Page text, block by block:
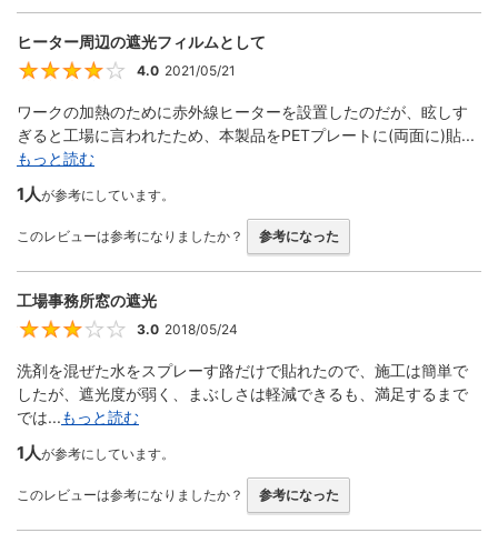
ヒーター周辺の遮光フィルムとして
4.0 2021/05/21
ワークの加熱のために赤外線ヒーターを設置したのだが、眩しす
ぎると工場に言われたため、本製品をPETプレートに(両面に)貼...
もっと読む
1人が参考にしています。
このレビューは参考になりましたか？ 参考になった
工場事務所窓の遮光
3
3.0 2018/05/24
洗剤を混ぜた水をスプレーす路だけで貼れたので、施工は簡単で
したが、遮光度が弱く、まぶしさは軽減できるも、満足するまで
では...もっと読む
1人が参考にしています。
このレビューは参考になりましたか？ 参考になった